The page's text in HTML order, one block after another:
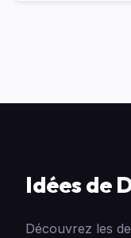
Idées de
Découvrez les